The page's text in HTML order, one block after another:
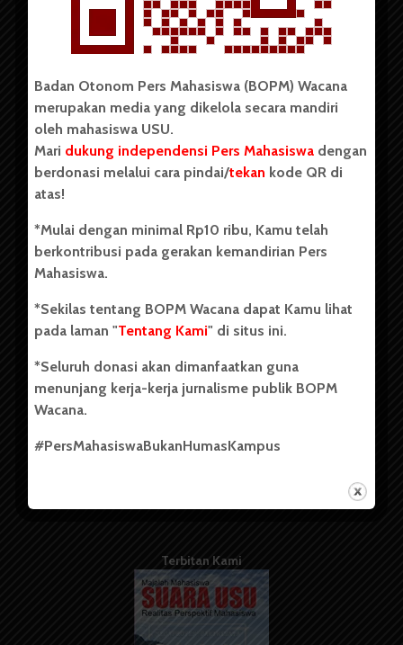
Copyright © 2023. All rights reserved BOPM WACANA.
Badan Otonom Pers Mahasiswa (BOPM) Wacana merupakan
pers mahasiswa yang berdiri di luar kampus dan dikelola
secara mandiri oleh mahasiswa Universitas Sumatera Utara
(USU). Sebelumnya BOPM Wacana merupakan salah satu
Unit Kegiatan Mahasiswa (UKM) di Universitas Sumatera
berdiri pada 1 Juli 1995.
Kontribusi
Info Iklan
Pedoman Media Siber
Kode Etik Jurnalistik
Terbitan Kami
Badan Otonom Pers Mahasiswa (BOPM) Wacana
merupakan media yang dikelola secara mandiri
oleh mahasiswa USU.
Mari dukung independensi Pers Mahasiswa dengan
berdonasi melalui cara pindai/tekan kode QR di
atas!
*Mulai dengan minimal Rp10 ribu, Kamu telah
berkontribusi pada gerakan kemandirian Pers
Mahasiswa.
*Sekilas tentang BOPM Wacana dapat Kamu lihat
pada laman "Tentang Kami" di situs ini.
*Seluruh donasi akan dimanfaatkan guna
menunjang kerja-kerja jurnalisme publik BOPM
Wacana.
#PersMahasiswaBukanHumasKampus